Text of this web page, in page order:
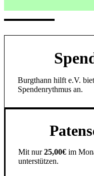
Burgthann hilft e.V.
Spendenrythmus an.
Mit nur25,00€ im
unterstützen.